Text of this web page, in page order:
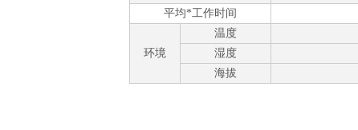
平均*工作时间
环境
温度
湿度
海拔